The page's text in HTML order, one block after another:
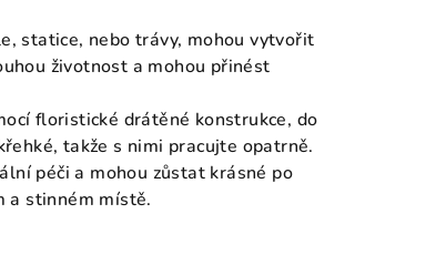
statice, nebo trávy, mohou vytvořit
životnost a mohou přinést
floristické drátěné konstrukce, do
takže s nimi pracujte opatrně.
péči a mohou zůstat krásné po
a stinném místě.